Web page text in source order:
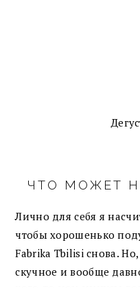
ЧТО МОЖЕТ
Лично для себя я
чтобы хорошенько
Fabrika Tbilisi снова.
скучное и вообще